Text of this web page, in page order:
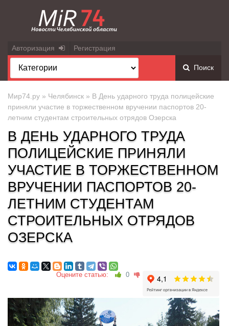
Авторизация Регистрация
Поиск
Мир74.ру » Челябинск » В День ударного труда полицейские
приняли участие в торжественном вручении паспортов 20-
летним студентам строительных отрядов Озерска
В ДЕНЬ УДАРНОГО ТРУДА
ПОЛИЦЕЙСКИЕ ПРИНЯЛИ
УЧАСТИЕ В ТОРЖЕСТВЕННОМ
ВРУЧЕНИИ ПАСПОРТОВ 20-
ЛЕТНИМ СТУДЕНТАМ
СТРОИТЕЛЬНЫХ ОТРЯДОВ
ОЗЕРСКА
Оцените статью: 0